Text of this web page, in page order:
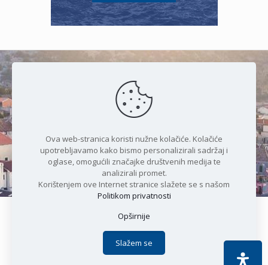
Čudesan spoj kristalnog mora i
prirode
Copyright © 2021 Općina Karlobag | Sva prava pridržana |
Politika privatnosti
Apoc IT
Ova web-stranica koristi nužne kolačiće. Kolačiće
upotrebljavamo kako bismo personalizirali sadržaj i
oglase, omogućili značajke društvenih medija te
analizirali promet.
Korištenjem ove Internet stranice slažete se s našom
Politikom privatnosti
Opširnije
Slažem se